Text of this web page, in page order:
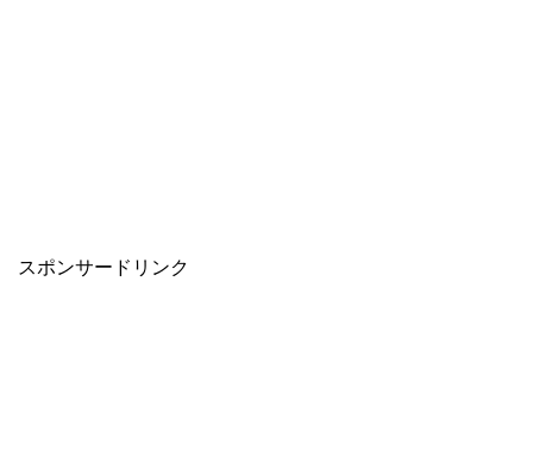
スポンサードリンク